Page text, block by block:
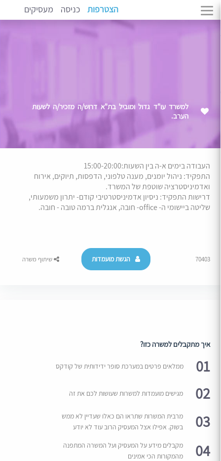
הצטרפות כניסה מעסיקים
למשרד עו"ד גדול ומוביל בת"א דרוש/ה מזכיר/ה לשעות
הערב.
העבודה בימים א-ה בין השעות:15:00-20:00
התפקיד: ניהול יומנים, מענה טלפוני, הדפסות, תיוקים, אירוח
ואדמיניסטרציה שוטפת של המשרד.
דרישות התפקיד: ניסיון אדמיניסטרטיבי קודם- יתרון משמעותי,
שליטה ביישומי ה- office- חובה, אנגלית ברמה טובה - חובה.
70403 הגשת מועמדות שיתוף משרה
איך מתקבלים למשרה כזו?
01 ממלאים פרטים במערכת סופר ידידותית של קודקס
02 מגישים מועמדות למשרות שעושות לכם את זה
03
מרבית המשרות שתראו הם כאלו שעדיין לא ממש
בשוק. אפילו אצל המעסיק הרוב עוד לא יודע
04
מקבלים מידע על המעסיק ועל המשרה המתפנה
מהמקורות הכי אמינים